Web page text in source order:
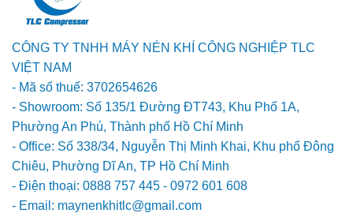
CÔNG TY TNHH MÁY NÉN KHÍ CÔNG NGHIỆP TLC
VIỆT NAM
- Mã số thuế: 3702654626
- Showroom: Số 135/1 Đường ĐT743, Khu Phố 1A,
Phường An Phú, Thành phố Hồ Chí Minh
- Office: Số 338/34, Nguyễn Thị Minh Khai, Khu phố Đông
Chiêu, Phường Dĩ An, TP Hồ Chí Minh
- Điện thoại: 0888 757 445 - 0972 601 608
- Email: maynenkhitlc@gmail.com